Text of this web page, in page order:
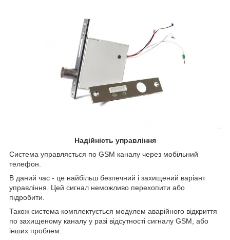
Надійність управління
Система управляється по GSM каналу через мобільний
телефон.
В даний час - це найбільш безпечний і захищений варіант
управління. Цей сигнал неможливо перехопити або
підробити.
Також система комплектується модулем аварійного відкриття
по захищеному каналу у разі відсутності сигналу GSM, або
інших проблем.